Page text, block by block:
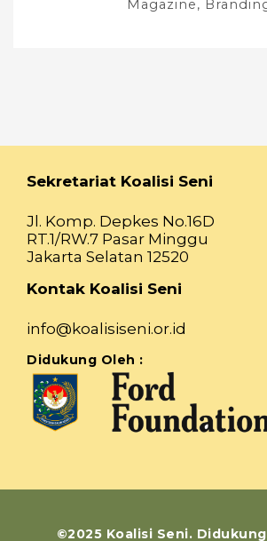
Magazine,
Sekretariat Koalisi Seni
Jl. Komp. Depkes No.16D
RT.1/RW.7 Pasar Minggu
Jakarta Selatan 12520
Kontak Koalisi Seni
info@koalisiseni.or.id
Didukung Oleh :
©2025 Koalisi Seni.